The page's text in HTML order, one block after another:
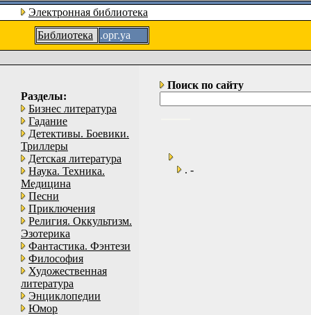
Электронная библиотека
Библиотека
.орг.уа
Разделы:
Бизнес литература
Гадание
Детективы. Боевики.
Триллеры
Детская литература
Наука. Техника.
Медицина
Песни
Приключения
Религия. Оккультизм.
Эзотерика
Фантастика. Фэнтези
Философия
Художественная
литература
Энциклопедии
Юмор
Поиск по сайту
. -